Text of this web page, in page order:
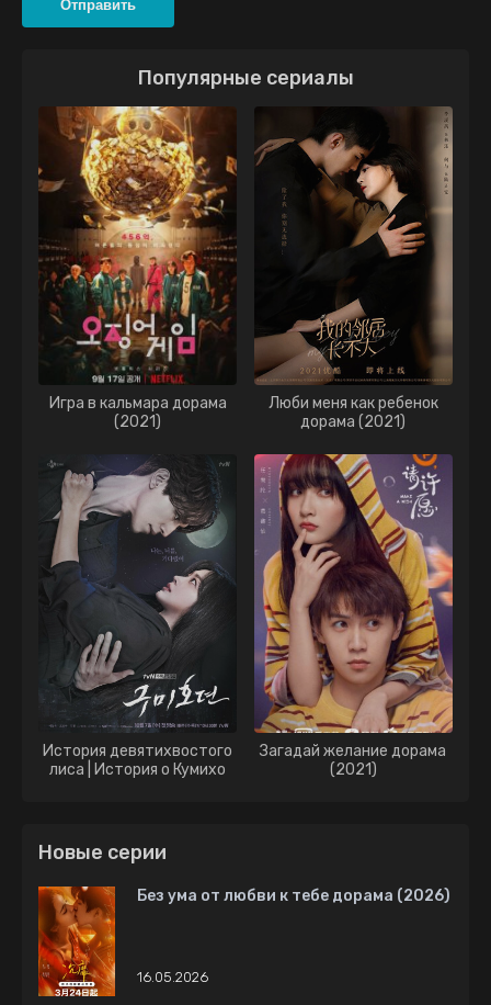
Отправить
Популярные сериалы
Игра в кальмара дорама
(2021)
Люби меня как ребенок
дорама (2021)
История девятихвостого
лиса | История о Кумихо
Загадай желание дорама
(2021)
Новые серии
Без ума от любви к тебе дорама (2026)
16.05.2026